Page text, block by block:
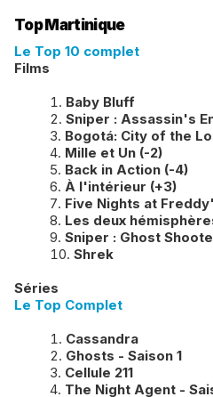
Top Martinique
Le Top 10 complet
Films
Baby Bluff
Sniper : Assassin's
Bogotá: City of the
Mille et Un (-2)
Back in Action (-4)
À l'intérieur (+3)
Five Nights at
Les deux
Sniper : Ghost
Shrek
Séries
Le Top Complet
Cassandra
Ghosts - Saison 1
Cellule 211
The Night Agent -